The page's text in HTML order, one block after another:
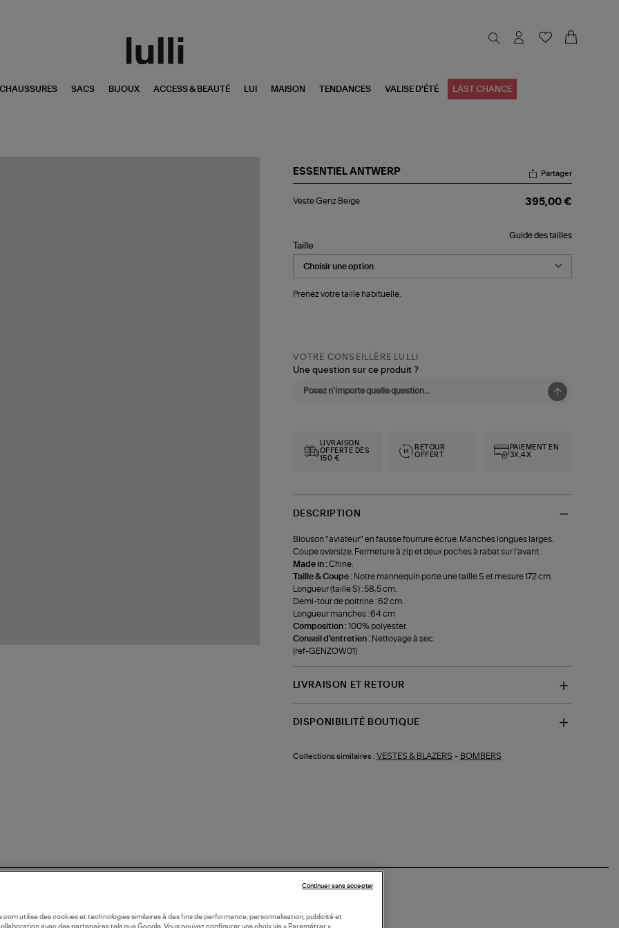
CHAUSSURES SACS BIJOUX ACCESS & BEAUTÉ LUI MAISON TENDANCES VALISE D'ÉTÉ LAST CHANCE
ESSENTIEL ANTWERP
Genz
Partager
Veste Genz Beige 395,00 €
Guide des tailles
Taille
Prenez votre taille habituelle.
VOTRE CONSEILLÈRE LULLI
Une question sur ce produit ?
LIVRAISON
OFFERTE DÈS
150 €
RETOUR
OFFERT
PAIEMENT EN
3X,4X
DESCRIPTION
Blouson "aviateur" en fausse fourrure écrue. Manches longues larges.
Coupe oversize. Fermeture à zip et deux poches à rabat sur l'avant.
Made in :Chine.
Taille & Coupe : Notre mannequin porte une taille S et mesure 172 cm.
Longueur (taille S) : 58,5 cm.
Demi-tour de poitrine : 62 cm.
Longueur manches : 64 cm
Composition :100% polyester.
Conseil d'entretien : Nettoyage à sec.
(ref-GENZOW01)
LIVRAISON ET RETOUR
DISPONIBILITÉ BOUTIQUE
Collections similaires : VESTES & BLAZERS - BOMBERS
utilise des cookies et technologies similaires à des fins de performance, personnalisation, publicité et
avec des partenaires tels que Google. Vous pouvez configurer vos choix via « Paramétrer »,
Continuer sans accepter